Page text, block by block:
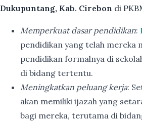
Dukupuntang, Kab. Cirebon di
Memperkuat dasar pendidikan:
pendidikan yang telah mereka
pendidikan formalnya di
di bidang tertentu.
Meningkatkan peluang kerja:
akan memiliki ijazah yang
bagi mereka, terutama di